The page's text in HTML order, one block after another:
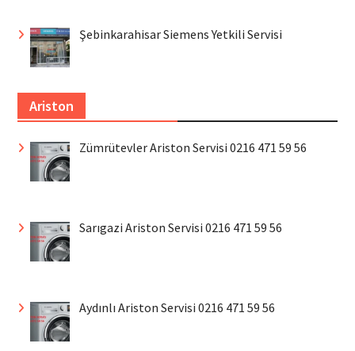
Şebinkarahisar Siemens Yetkili Servisi
Ariston
Zümrütevler Ariston Servisi 0216 471 59 56
Sarıgazi Ariston Servisi 0216 471 59 56
Aydınlı Ariston Servisi 0216 471 59 56